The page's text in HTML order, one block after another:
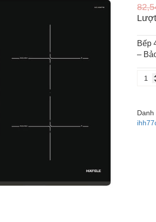
Bếp
–
BẾP
HỢP
HÚT
Danh